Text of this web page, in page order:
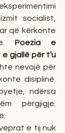
socialist,
që kërkonte
Poezia e
gjallë për t’u
nevojë për
disiplinë.
ndërsa
përgjigje.
e tij nuk